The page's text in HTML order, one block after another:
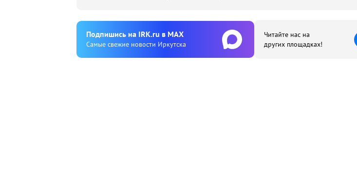
Подпишиcь на IRK.ru в MAX
Cамые свежие новости Иркутска
Читайте нас на
других площадках!